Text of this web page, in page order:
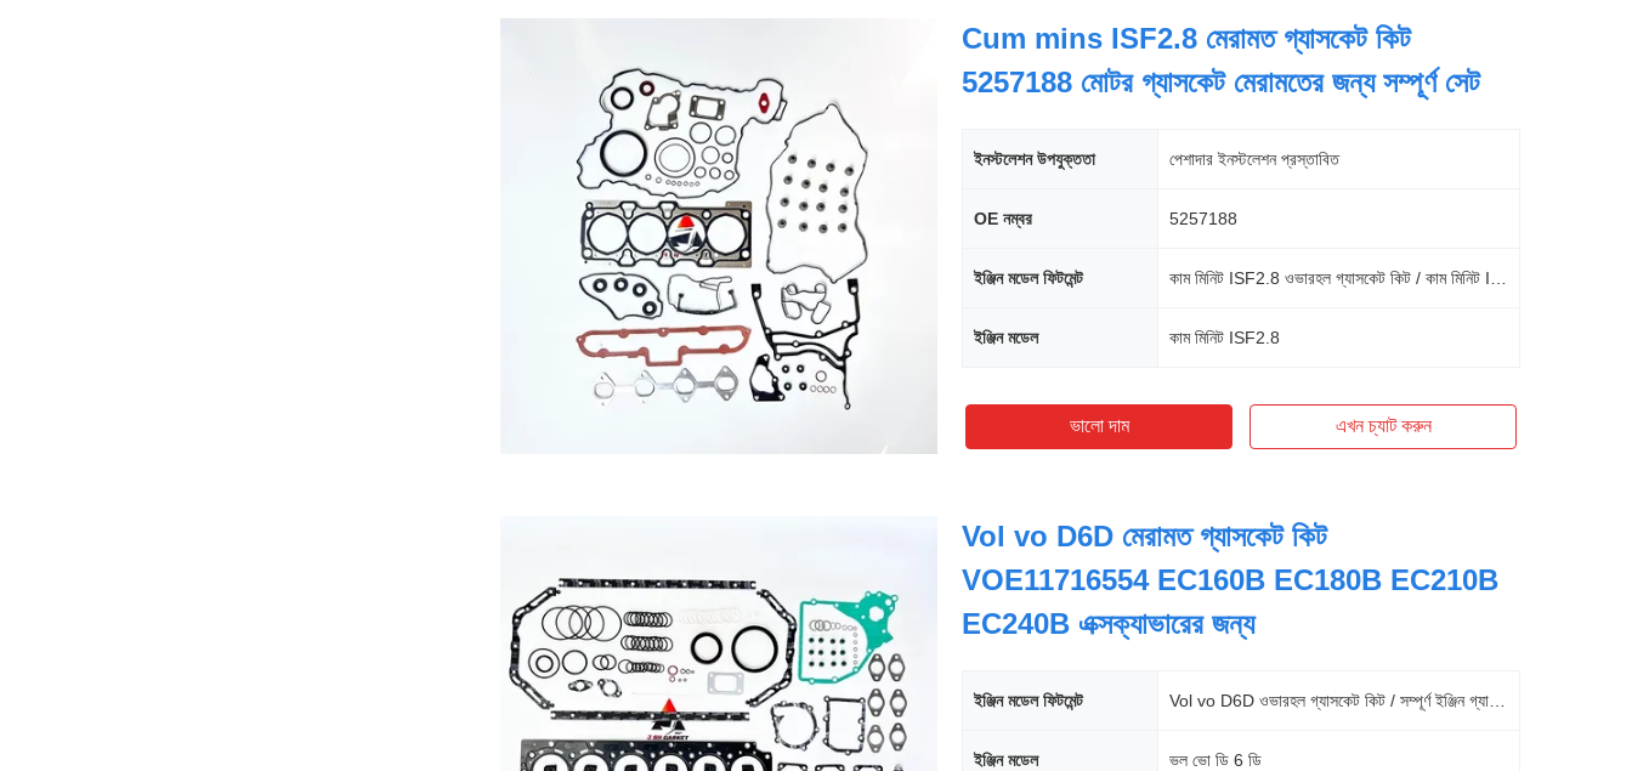
Cum mins ISF2.8 মেরামত গ্যাসকেট কিট
5257188 মোটর গ্যাসকেট মেরামতের জন্য সম্পূর্ণ সেট
ইনস্টলেশন উপযুক্ততা পেশাদার ইনস্টলেশন প্রস্তাবিত
OE নম্বর 5257188
ইঞ্জিন মডেল ফিটমেন্ট
ইঞ্জিন মডেল কাম মিনিট ISF2.8
ভালো দাম এখন চ্যাট করুন
Vol vo D6D মেরামত গ্যাসকেট কিট
VOE11716554 EC160B EC180B EC210B
EC240B এক্সক্যাভারের জন্য
ইঞ্জিন মডেল ফিটমেন্ট
ইঞ্জিন মডেল ভল ভো ডি 6 ডি